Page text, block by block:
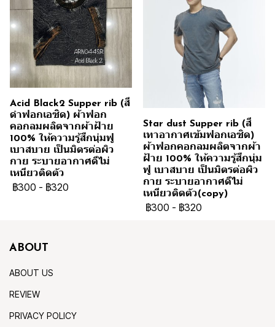
Acid Black2 Supper rib (สี
ดำฟอกเอซิด) ผ้าฟอก
คอกลมผลิตจากผ้าฝ้าย
100% ให้ความรู้สึกนุ่มฟู
เบาสบาย เป็นมิตรต่อผิว
กาย ระบายอากาศดีไม่
เหนียวติดตัว
฿300 - ฿320
Star dust Supper rib (สี
เทาอากาศเข้มฟอกเอซิด)
ผ้าฟอกคอกลมผลิตจากผ้า
ฝ้าย 100% ให้ความรู้สึกนุ่ม
ฟู เบาสบาย เป็นมิตรต่อผิว
กาย ระบายอากาศดีไม่
เหนียวติดตัว(copy)
฿300 - ฿320
ABOUT
ABOUT US
REVIEW
PRIVACY POLICY